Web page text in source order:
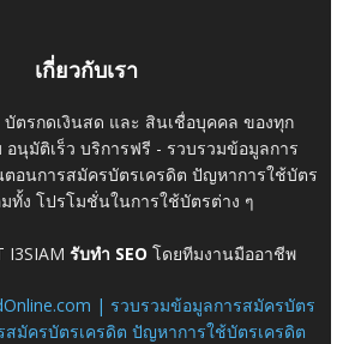
เกี่ยวกับเรา
ตรกดเงินสด และ สินเชื่อบุคคล ของทุก
นุมัติเร็ว บริการฟรี - รวบรวมข้อมูลการ
อนการสมัครบัตรเครดิต ปัญหาการใช้บัตร
ทั้ง โปรโมชั่นในการใช้บัตรต่าง ๆ
I3SIAM รับทำ SEO โดยทีมงานมืออาชีพ
| รวบรวมข้อมูลการสมัครบัตร
มัครบัตรเครดิต ปัญหาการใช้บัตรเครดิต